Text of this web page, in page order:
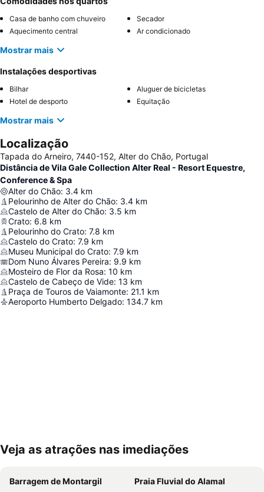
Casa de banho com chuveiro
Secador
Aquecimento central
Ar condicionado
Mostrar mais
Instalações desportivas
Bilhar
Aluguer de bicicletas
Hotel de desporto
Equitação
Mostrar mais
Localização
Tapada do Arneiro, 7440-152, Alter do Chão, Portugal
Distância de Vila Gale Collection Alter Real - Resort Equestre,
Conference & Spa
Alter do Chão: 3.4 km
Pelourinho de Alter do Chão: 3.4 km
Castelo de Alter do Chão: 3.5 km
Crato: 6.8 km
Pelourinho do Crato: 7.8 km
Castelo do Crato: 7.9 km
Museu Municipal do Crato: 7.9 km
Dom Nuno Álvares Pereira: 9.9 km
Mosteiro de Flor da Rosa: 10 km
Castelo de Cabeço de Vide: 13 km
Praça de Touros de Vaiamonte: 21.1 km
Aeroporto Humberto Delgado: 134.7 km
Ampliar mapa
Veja as atrações nas imediações
Barragem de Montargil
Praia Fluvial do Alamal